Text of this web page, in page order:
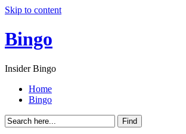
Skip to content
Bingo
Insider Bingo
Home
Bingo